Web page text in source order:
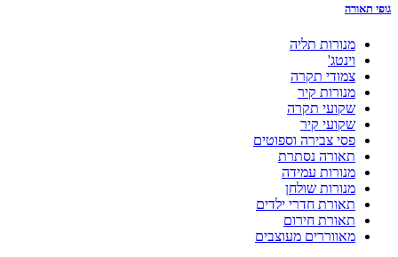
גופי תאורה
מנורות תליה
וינטג'
צמודי תקרה
מנורות קיר
שקועי תקרה
שקועי קיר
פסי צבירה וספוטים
תאורה נסתרת
מנורות עמידה
מנורות שולחן
תאורת חדרי ילדים
תאורת חירום
מאווררים מעוצבים